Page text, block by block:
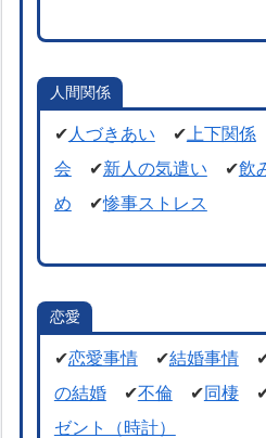
人間関係
✔ 人づきあい ✔ 上下関係
会 ✔新人の気遣い ✔飲
め ✔惨事ストレス
恋愛
✔恋愛事情✔結婚事情
の結婚✔不倫 ✔同棲
ゼント（時計）